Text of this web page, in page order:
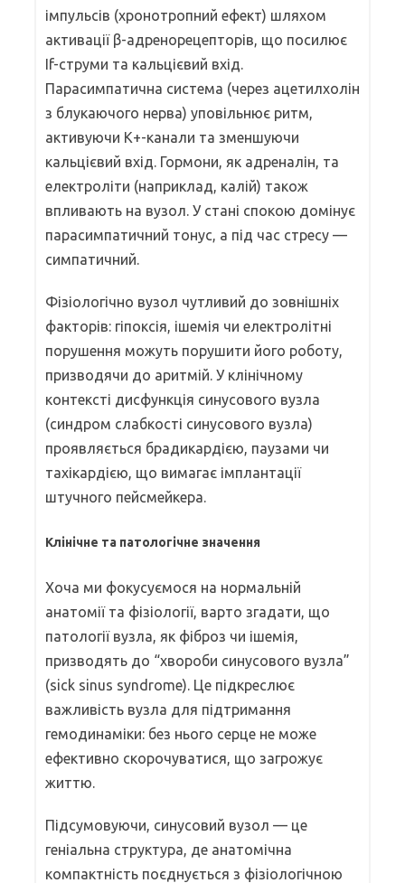
імпульсів (хронотропний ефект) шляхом
активації β-адренорецепторів, що посилює
If-струми та кальцієвий вхід.
Парасимпатична система (через ацетилхолін
з блукаючого нерва) уповільнює ритм,
активуючи K+-канали та зменшуючи
кальцієвий вхід. Гормони, як адреналін, та
електроліти (наприклад, калій) також
впливають на вузол. У стані спокою домінує
парасимпатичний тонус, а під час стресу —
симпатичний.
Фізіологічно вузол чутливий до зовнішніх
факторів: гіпоксія, ішемія чи електролітні
порушення можуть порушити його роботу,
призводячи до аритмій. У клінічному
контексті дисфункція синусового вузла
(синдром слабкості синусового вузла)
проявляється брадикардією, паузами чи
тахікардією, що вимагає імплантації
штучного пейсмейкера.
Клінічне та патологічне значення
Хоча ми фокусуємося на нормальній
анатомії та фізіології, варто згадати, що
патології вузла, як фіброз чи ішемія,
призводять до “хвороби синусового вузла”
(sick sinus syndrome). Це підкреслює
важливість вузла для підтримання
гемодинаміки: без нього серце не може
ефективно скорочуватися, що загрожує
життю.
Підсумовуючи, синусовий вузол — це
геніальна структура, де анатомічна
компактність поєднується з фізіологічною